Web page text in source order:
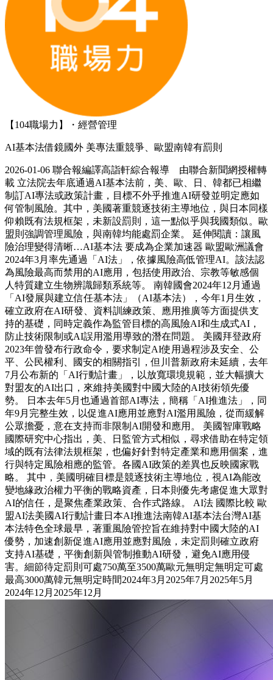
【104職場力】・經營管理
AI基本法借鏡國外 美專法重競爭、歐盟南韓有罰則
2026-01-06 聯合報編譯高詣軒綜合報導 由聯合新聞網授權轉
載 立法院去年底通過AI基本法前，美、歐、日、韓都已相繼
制訂AI專法或政策計畫，目標不外乎推進AI研發並明定應如
何管制風險。其中，美國著重競逐技術主導地位，與日本同樣
仰賴既有法規框架，未新設罰則，這一點似乎與我國類似。歐
盟則強調管理風險，與南韓均能處罰企業。 延伸閱讀：讓風
險治理變得清晰…AI基本法 要成為企業加速器 歐盟歐洲議會
2024年3月率先通過「AI法」，依據風險高低管理AI。該法認
為風險最高而禁用的AI應用，包括使用政治、宗教等敏感個
人特質建立生物辨識歸類系統等。 南韓國會2024年12月通過
「AI發展與建立信任基本法」（AI基本法），今年1月生效，
確立政府在AI研發、資料訓練政策、應用推廣等方面提供支
持的基礎，同時定義作為監管目標的高風險AI和生成式AI，
防止技術限制或AI誤用濫用導致的潛在問題。 美國拜登政府
2023年曾發布行政命令，要求制定AI使用過程涉及安全、公
平、公民權利、國安的相關指引，但川普新政府未延續，去年
7月公布新的「AI行動計畫」，以放寬環境規範，並大幅擴大
對盟友的AI出口，來維持美國對中國大陸的AI技術領先優
勢。 日本去年5月也通過首部AI專法，簡稱「AI推進法」，同
年9月完整生效，以促進AI應用並應對AI濫用風險，從而緩解
公眾擔憂，意在支持而非限制AI開發和應用。 美國智庫戰略
國際研究中心指出，美、日監管方式相似，尋求借助在特定領
域的既有法律法規框架，也偏好針對特定產業和應用個案，進
行與特定風險相應的監管。各國AI政策的差異也反映國家戰
略。 其中，美國明確目標是競逐技術主導地位，視AI為能改
變地緣政治權力平衡的戰略資產，日本則優先考慮促進大眾對
AI的信任，是聚焦產業政策、合作式路線。 AI法 國際比較 歐
盟AI法美國AI行動計畫日本AI推進法南韓AI基本法台灣AI基
本法特色全球最早，著重風險管控旨在維持對中國大陸的AI
優勢，加速創新促進AI應用並應對風險，未定罰則確立政府
支持AI基礎，平衡創新與管制推動AI研發，避免AI應用侵
害。細節待定罰則可處750萬至3500萬歐元無明定無明定可處
最高3000萬韓元無明定時間2024年3月2025年7月2025年5月
2024年12月2025年12月